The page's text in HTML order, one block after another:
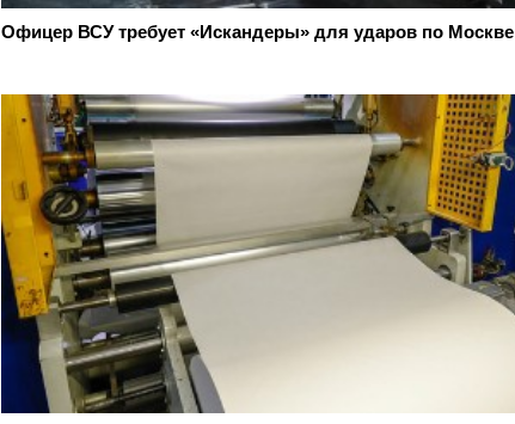
Офицер ВСУ требует «Искандеры» для ударов по Москве